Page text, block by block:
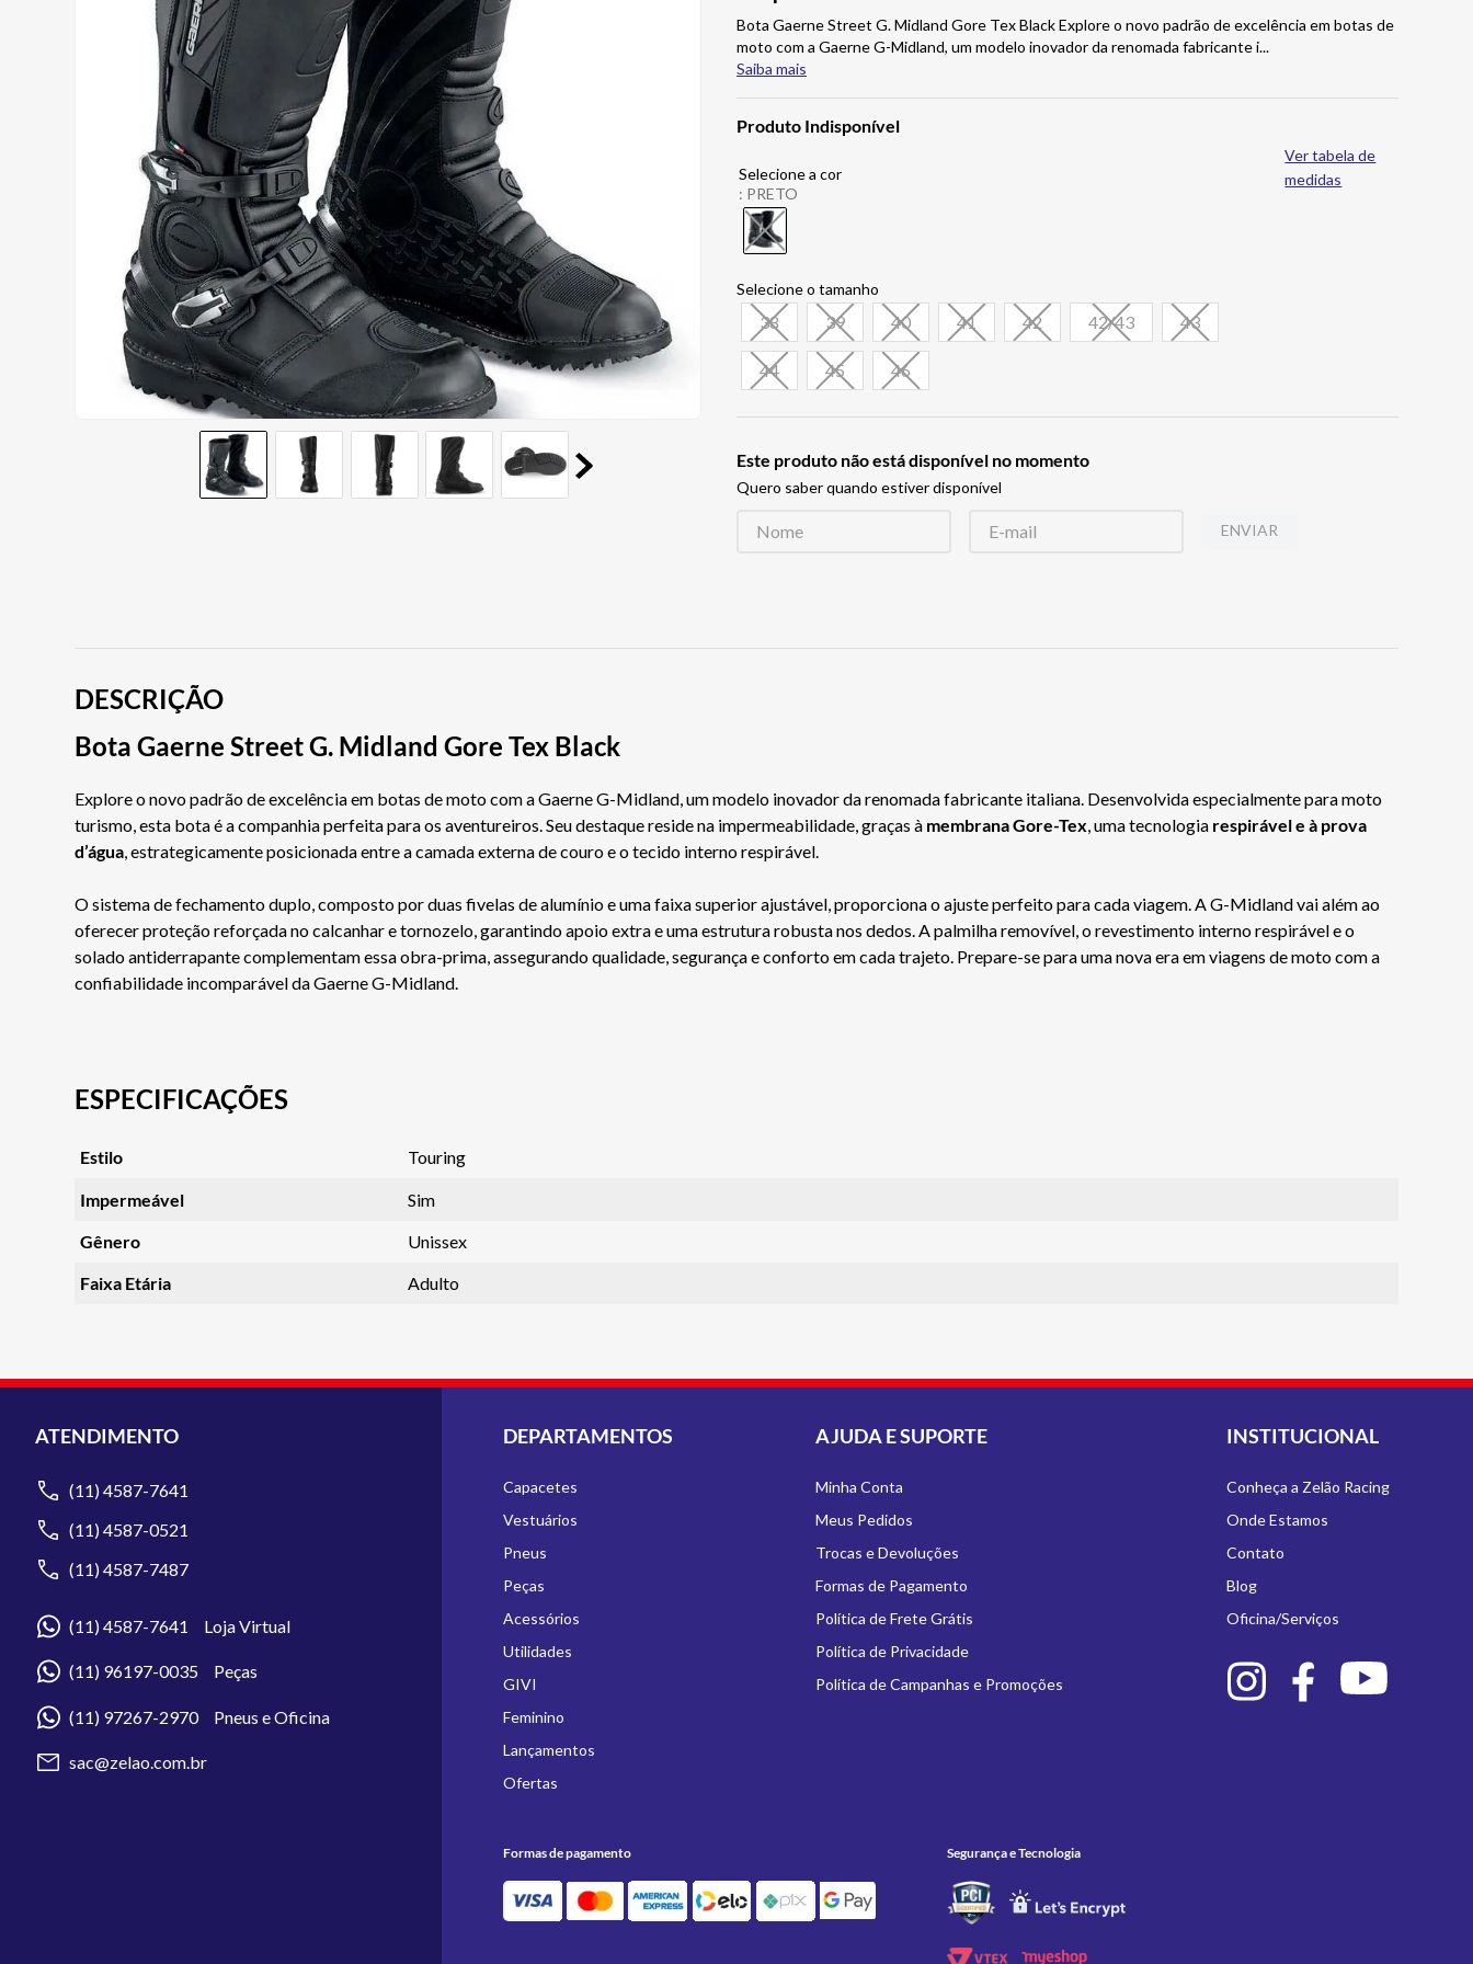
Bota Gaerne Street G. Midland Gore Tex Black Explore o novo padrão de excelência em botas de
moto com a Gaerne G-Midland, um modelo inovador da renomada fabricante i...
Saiba mais
Produto Indisponível
: PRETO
38 39 40 41 42 42/43 43
44 45 46
Ver tabela de
medidas
Este produto não está disponível no momento
Quero saber quando estiver disponível
ENVIAR
DESCRIÇÃO
Bota Gaerne Street G. Midland Gore Tex Black
Explore o novo padrão de excelência em botas de moto com a Gaerne G-Midland, um modelo inovador da renomada fabricante italiana. Desenvolvida especialmente para moto
turismo, esta bota é a companhia perfeita para os aventureiros. Seu destaque reside na impermeabilidade, graças à membrana Gore-Tex, uma tecnologia respirável e à prova
d’água, estrategicamente posicionada entre a camada externa de couro e o tecido interno respirável.
O sistema de fechamento duplo, composto por duas fivelas de alumínio e uma faixa superior ajustável, proporciona o ajuste perfeito para cada viagem. A G-Midland vai além ao
oferecer proteção reforçada no calcanhar e tornozelo, garantindo apoio extra e uma estrutura robusta nos dedos. A palmilha removível, o revestimento interno respirável e o
solado antiderrapante complementam essa obra-prima, assegurando qualidade, segurança e conforto em cada trajeto. Prepare-se para uma nova era em viagens de moto com a
confiabilidade incomparável da Gaerne G-Midland.
ESPECIFICAÇÕES
Estilo Touring
Impermeável Sim
Gênero Unissex
Faixa Etária Adulto
ATENDIMENTO
(11) 4587-7641
(11) 4587-0521
(11) 4587-7487
(11) 4587-7641 Loja Virtual
(11) 96197-0035 Peças
(11) 97267-2970 Pneus e Oficina
sac@zelao.com.br
DEPARTAMENTOS
Capacetes
Vestuários
Pneus
Peças
Acessórios
Utilidades
GIVI
Feminino
Lançamentos
Ofertas
AJUDA E SUPORTE
Minha Conta
Meus Pedidos
Trocas e Devoluções
Formas de Pagamento
Política de Frete Grátis
Política de Privacidade
Política de Campanhas e Promoções
INSTITUCIONAL
Conheça a Zelão Racing
Onde Estamos
Contato
Blog
Oficina/Serviços
Formas de pagamento Segurança e Tecnologia
9 º
10 BOTAS